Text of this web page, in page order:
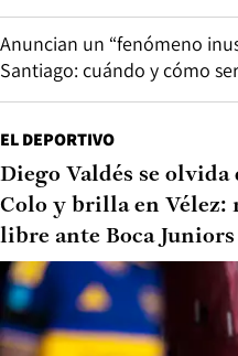
Anuncian un “fenómeno
Santiago: cuándo y cómo
EL DEPORTIVO
Diego Valdés se
Colo y brilla en Vélez:
libre ante Boca Juniors